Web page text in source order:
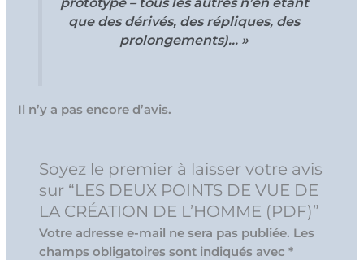
que des dérivés, des répliques, des
prolongements)… »
Il n’y a pas encore d’avis.
Soyez le premier à laisser votre avis
sur “LES DEUX POINTS DE VUE DE
LA CRÉATION DE L’HOMME (PDF)”
Votre adresse e-mail ne sera pas publiée. Les
champs obligatoires sont indiqués avec *